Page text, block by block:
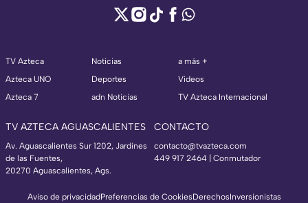
TV Azteca
Azteca UNO
Azteca 7
Noticias
Deportes
adn Noticias
a más +
Videos
TV Azteca Internacional
TV AZTECA AGUASCALIENTES
Av. Aguascalientes Sur 1202, Jardines
de las Fuentes,
20270 Aguascalientes, Ags.
CONTACTO
contacto@tvazteca.com
449 917 2464 | Conmutador
Aviso de privacidadPreferencias de CookiesDerechosInversionistas